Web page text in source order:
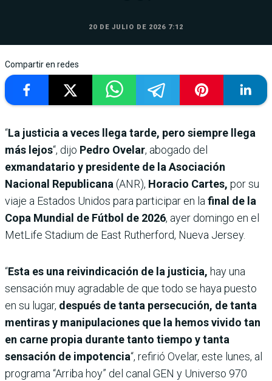
20 DE JULIO DE 2026 7:12
Compartir en redes
“La justicia a veces llega tarde, pero siempre llega
más lejos“, dijo Pedro Ovelar, abogado del
exmandatario y presidente de la Asociación
Nacional Republicana (ANR), Horacio Cartes, por su
viaje a Estados Unidos para participar en la final de la
Copa Mundial de Fútbol de 2026, ayer domingo en el
MetLife Stadium de East Rutherford, Nueva Jersey.
“Esta es una reivindicación de la justicia, hay una
sensación muy agradable de que todo se haya puesto
en su lugar, después de tanta persecución, de tanta
mentiras y manipulaciones que la hemos vivido tan
en carne propia durante tanto tiempo y tanta
sensación de impotencia“, refirió Ovelar, este lunes, al
programa “Arriba hoy” del canal GEN y Universo 970